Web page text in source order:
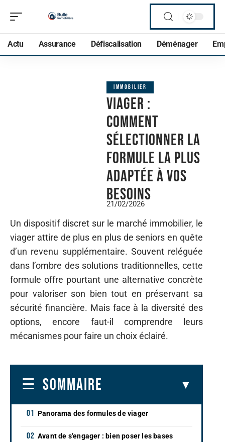
Actu Assurance Défiscalisation Déménager
IMMOBILIER
Viager :
comment
sélectionner la
formule la plus
adaptée à vos
besoins
21/02/2026
Un dispositif discret sur le marché immobilier, le
viager attire de plus en plus de seniors en quête
d’un revenu supplémentaire. Souvent reléguée
dans l’ombre des solutions traditionnelles, cette
formule offre pourtant une alternative concrète
pour valoriser son bien tout en préservant sa
sécurité financière. Mais face à la diversité des
options, encore faut-il comprendre leurs
mécanismes pour faire un choix éclairé.
SOMMAIRE
Panorama des formules de viager
Avant de s’engager : bien poser les bases